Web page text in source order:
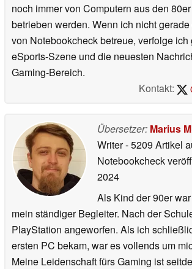
noch immer von Computern aus den
betrieben werden. Wenn ich nicht
von Notebookcheck betreue, verfolge ich
eSports-Szene und die neuesten
Gaming-Bereich.
Kontakt:
Übersetzer: Marius
Writer- 5209 Artikel
Notebookcheck
2024
Als Kind der 90er
mein ständiger Begleiter. Nach der
PlayStation angeworfen. Als ich
ersten PC bekam, war es vollends um
Meine Leidenschaft fürs Gaming ist